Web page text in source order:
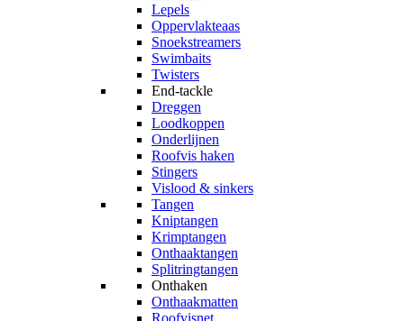
Lepels
Oppervlakteaas
Snoekstreamers
Swimbaits
Twisters
End-tackle
Dreggen
Loodkoppen
Onderlijnen
Roofvis haken
Stingers
Vislood & sinkers
Tangen
Kniptangen
Krimptangen
Onthaaktangen
Splitringtangen
Onthaken
Onthaakmatten
Roofvisnet